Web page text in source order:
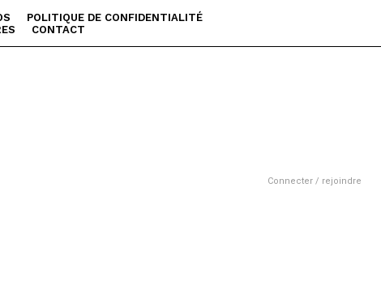
POLITIQUE DE CONFIDENTIALITÉ
CONTACT
Connecter / rejoindre